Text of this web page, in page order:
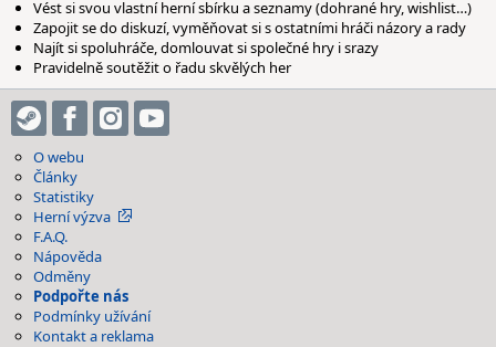
Vést si svou vlastní herní sbírku a seznamy (dohrané hry, wishlist…)
Zapojit se do diskuzí, vyměňovat si s ostatními hráči názory a rady
Najít si spoluhráče, domlouvat si společné hry i srazy
Pravidelně soutěžit o řadu skvělých her
O webu
Články
Statistiky
Herní výzva
F.A.Q.
Nápověda
Odměny
Podpořte nás
Podmínky užívání
Kontakt a reklama